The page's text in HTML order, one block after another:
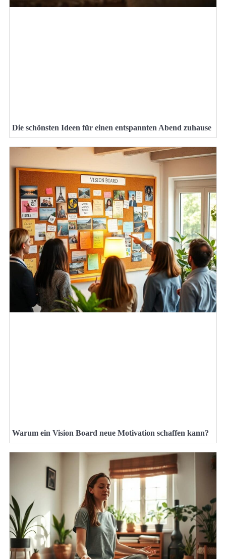
Die schönsten Ideen für einen entspannten Abend zuhause
Warum ein Vision Board neue Motivation schaffen kann?